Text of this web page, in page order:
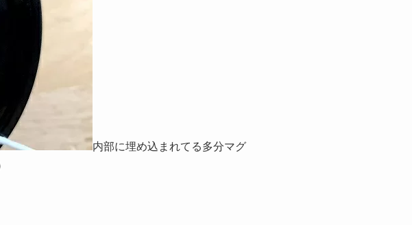
内部に埋め込まれてる多分マグ